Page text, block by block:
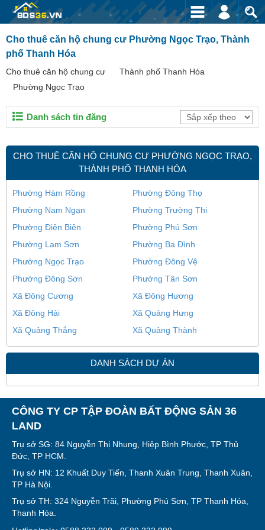
Cho thuê căn hộ chung cư Phường Ngọc Trạo, Thành
phố Thanh Hóa
Cho thuê căn hộ chung cư
Thành phố Thanh Hóa
Phường Ngọc Trạo
Danh sách tin đăng
CHO THUÊ CĂN HỘ CHUNG CƯ PHƯỜNG NGỌC TRẠO,
THÀNH PHỐ THANH HÓA
Phường Hàm Rồng
Phường Đông Thọ
Phường Nam Ngạn
Phường Trường Thi
Phường Điện Biên
Phường Phú Sơn
Phường Lam Sơn
Phường Ba Đình
Phường Ngọc Trạo
Phường Đông Vệ
Phường Đông Sơn
Phường Tân Sơn
Xã Đông Cương
Xã Đông Hương
Xã Đông Hải
Xã Quảng Hưng
Xã Quảng Thắng
Xã Quảng Thành
DANH SÁCH DỰ ÁN
CÔNG TY CP TẬP ĐOÀN BẤT ĐỘNG SẢN 36
LAND
Trụ sở SG: 84 Nguyễn Thị Nhung, Hiệp Bình Phước, TP Thủ
Đức, TP HCM.
Trụ sở HN: 12 Khuất Duy Tiến, Thanh Xuân Trung, Thanh Xuân,
TP Hà Nội.
Trụ sở TH: 324 Nguyễn Trãi, Phường Phú Sơn, TP Thanh Hóa,
Thanh Hóa.